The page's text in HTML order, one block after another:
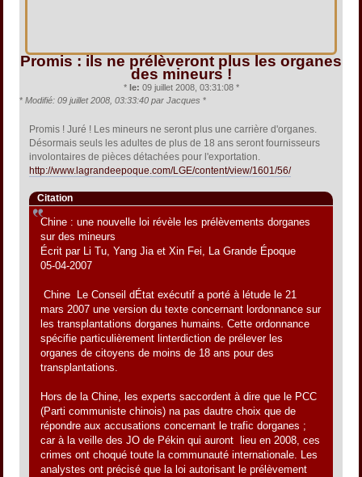
Promis : ils ne prélèveront plus les organes
des mineurs !
* le: 09 juillet 2008, 03:31:08 *
* Modifié: 09 juillet 2008, 03:33:40 par Jacques *
Promis ! Juré ! Les mineurs ne seront plus une carrière d'organes.
Désormais seuls les adultes de plus de 18 ans seront fournisseurs
involontaires de pièces détachées pour l'exportation.
http://www.lagrandeepoque.com/LGE/content/view/1601/56/
Citation
Chine : une nouvelle loi révèle les prélèvements dorganes
sur des mineurs
Écrit par Li Tu, Yang Jia et Xin Fei, La Grande Époque
05-04-2007
Chine  Le Conseil dÉtat exécutif a porté à létude le 21
mars 2007 une version du texte concernant lordonnance sur
les transplantations dorganes humains. Cette ordonnance
spécifie particulièrement linterdiction de prélever les
organes de citoyens de moins de 18 ans pour des
transplantations.
Hors de la Chine, les experts saccordent à dire que le PCC
(Parti communiste chinois) na pas dautre choix que de
répondre aux accusations concernant le trafic dorganes ;
car à la veille des JO de Pékin qui auront lieu en 2008, ces
crimes ont choqué toute la communauté internationale. Les
analystes ont précisé que la loi autorisant le prélèvement